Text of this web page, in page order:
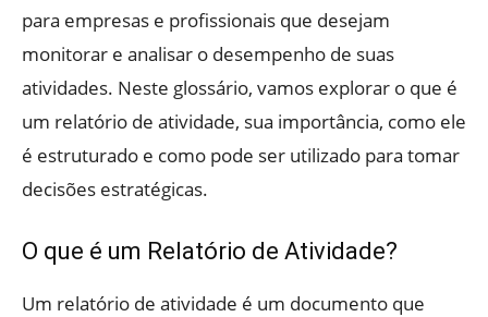
para empresas e profissionais que desejam
monitorar e analisar o desempenho de suas
atividades. Neste glossário, vamos explorar o que é
um relatório de atividade, sua importância, como ele
é estruturado e como pode ser utilizado para tomar
decisões estratégicas.
O que é um Relatório de Atividade?
Um relatório de atividade é um documento que